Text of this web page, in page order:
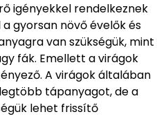
igényekkel rendelkeznek
gyorsan növő évelők és
van szükségük, mint
fák. Emellett a virágok
A virágok általában
tápanyagot, de a
lehet frissítő